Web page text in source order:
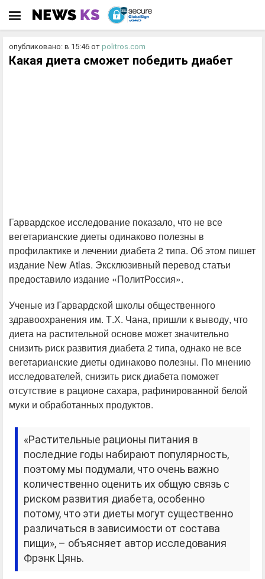
опубликовано: в 15:46 от politros.com
Какая диета сможет победить диабет
Гарвардское исследование показало, что не все
вегетарианские диеты одинаково полезны в
профилактике и лечении диабета 2 типа. Об этом пишет
издание New Atlas. Эксклюзивный перевод статьи
предоставило издание «ПолитРоссия».
Ученые из Гарвардской школы общественного
здравоохранения им. Т.Х. Чана, пришли к выводу, что
диета на растительной основе может значительно
снизить риск развития диабета 2 типа, однако не все
вегетарианские диеты одинаково полезны. По мнению
исследователей, снизить риск диабета поможет
отсутствие в рационе сахара, рафинированной белой
муки и обработанных продуктов.
«Растительные рационы питания в
последние годы набирают популярность,
поэтому мы подумали, что очень важно
количественно оценить их общую связь с
риском развития диабета, особенно
потому, что эти диеты могут существенно
различаться в зависимости от состава
пищи», – объясняет автор исследования
Фрэнк Цянь.